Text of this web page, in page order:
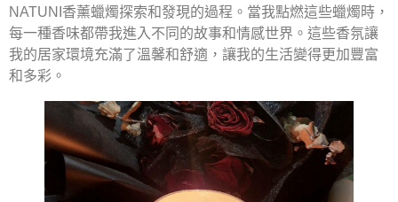
NATUNI香薰蠟燭探索和發現的過程。當我點燃這些蠟燭時，
每一種香味都帶我進入不同的故事和情感世界。這些香氛讓
我的居家環境充滿了溫馨和舒適，讓我的生活變得更加豐富
和多彩。